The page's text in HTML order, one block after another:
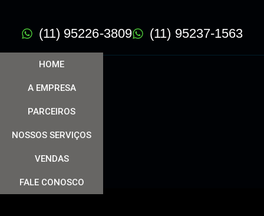
(11) 95226-3809 (11) 95237-1563
HOME
A EMPRESA
PARCEIROS
NOSSOS SERVIÇOS
VENDAS
FALE CONOSCO